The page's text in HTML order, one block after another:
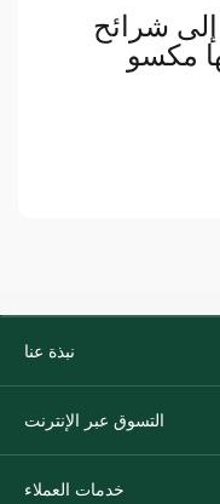
شرائح
مكسو
نبذة عنا
التسوق عبر الإنترنت
خدمات العملاء